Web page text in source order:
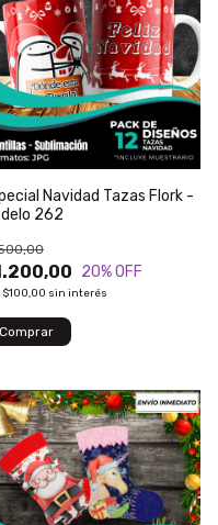
Navidad Tazas Flork -
262
20% OFF
$100,00 sin interés